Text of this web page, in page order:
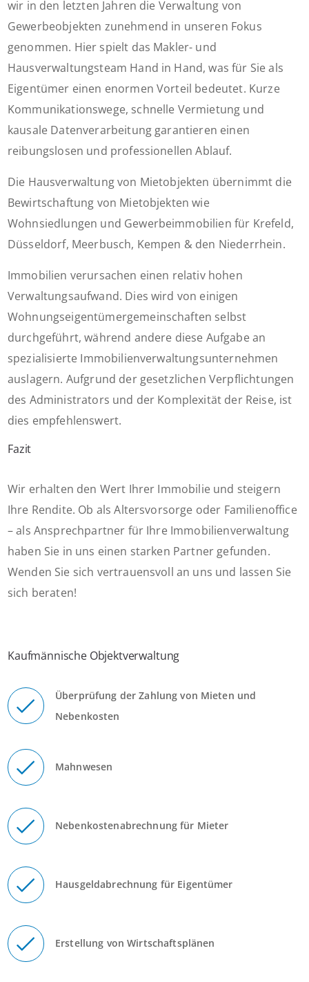
wir in den letzten Jahren die Verwaltung von
Gewerbeobjekten zunehmend in unseren Fokus
genommen. Hier spielt das Makler- und
Hausverwaltungsteam Hand in Hand, was für Sie als
Eigentümer einen enormen Vorteil bedeutet. Kurze
Kommunikationswege, schnelle Vermietung und
kausale Datenverarbeitung garantieren einen
reibungslosen und professionellen Ablauf.
Die Hausverwaltung von Mietobjekten übernimmt die
Bewirtschaftung von Mietobjekten wie
Wohnsiedlungen und Gewerbeimmobilien für Krefeld,
Düsseldorf, Meerbusch, Kempen & den Niederrhein.
Immobilien verursachen einen relativ hohen
Verwaltungsaufwand. Dies wird von einigen
Wohnungseigentümergemeinschaften selbst
durchgeführt, während andere diese Aufgabe an
spezialisierte Immobilienverwaltungsunternehmen
auslagern. Aufgrund der gesetzlichen Verpflichtungen
des Administrators und der Komplexität der Reise, ist
dies empfehlenswert.
Fazit
Wir erhalten den Wert Ihrer Immobilie und steigern
Ihre Rendite. Ob als Altersvorsorge oder Familienoffice
– als Ansprechpartner für Ihre Immobilienverwaltung
haben Sie in uns einen starken Partner gefunden.
Wenden Sie sich vertrauensvoll an uns und lassen Sie
sich beraten!
Kaufmännische Objektverwaltung
Überprüfung der Zahlung von Mieten und
Nebenkosten
Mahnwesen
Nebenkostenabrechnung für Mieter
Hausgeldabrechnung für Eigentümer
Erstellung von Wirtschaftsplänen